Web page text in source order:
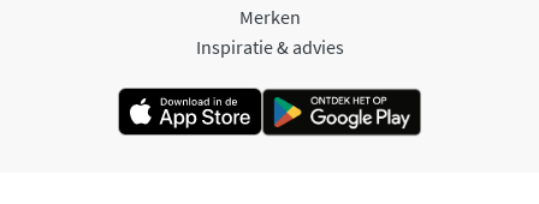
Merken
Inspiratie & advies